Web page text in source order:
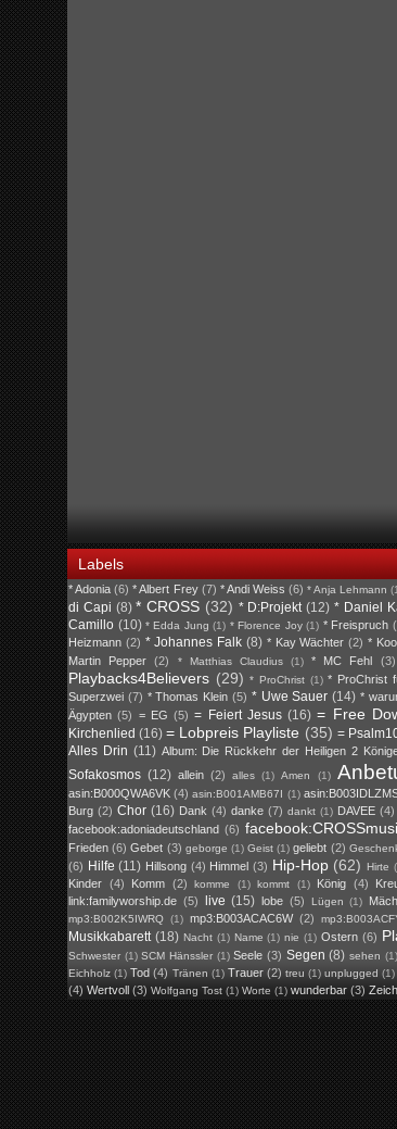
Labels
* Adonia (6) * Albert Frey (7) * Andi Weiss (6) * Anja Lehmann
di Capi (8) * CROSS (32) * D:Projekt (12) * Daniel
Camillo (10) * Edda Jung (1) * Florence Joy (1) * Freispruch
Heizmann (2) * Johannes Falk (8) * Kay Wächter (2) *
Martin Pepper
(2) * Matthias Claudius (1) * MC Fehl (3)
Playbacks4Believers (29) * ProChrist (1) * ProChrist
Superzwei (7) * Thomas Klein (5) * Uwe Sauer (14) *
Ägypten (5) = EG (5) = Feiert Jesus (16) = Free
Kirchenlied (16) = Lobpreis Playliste (35) =
Alles Drin (11) Album: Die Rückkehr der Heiligen 2
Sofakosmos (12) allein (2) alles (1) Amen (1)
asin:B000QWA6VK (4) asin:B001AMB67I (1)
Burg (2) Chor (16) Dank (4) danke (7) dankt (1) DAVEE (4)
facebook:adoniadeutschland (6)
Frieden (6) Gebet (3) geborge (1) Geist (1) geliebt (2)
(6) Hilfe (11) Hillsong (4) Himmel (3) Hip-Hop (62) Hirte
Kinder (4) Komm (2) komme (1) kommt (1) König (4)
link:familyworship.de (5) live (15) lobe (5) Lügen (1)
mp3:B002K5IWRQ (1) mp3:B003ACAC6W (2)
Musikkabarett (18) Nacht (1) Name (1) nie (1) Ostern (6)
Schwester (1) SCM Hänssler (1) Seele (3) Segen (8) sehen (1)
Eichholz (1) Tod (4) Tränen (1) Trauer (2) treu (1) unplugged (1)
(4) Wertvoll (3) Wolfgang Tost (1) Worte (1) wunderbar (3)